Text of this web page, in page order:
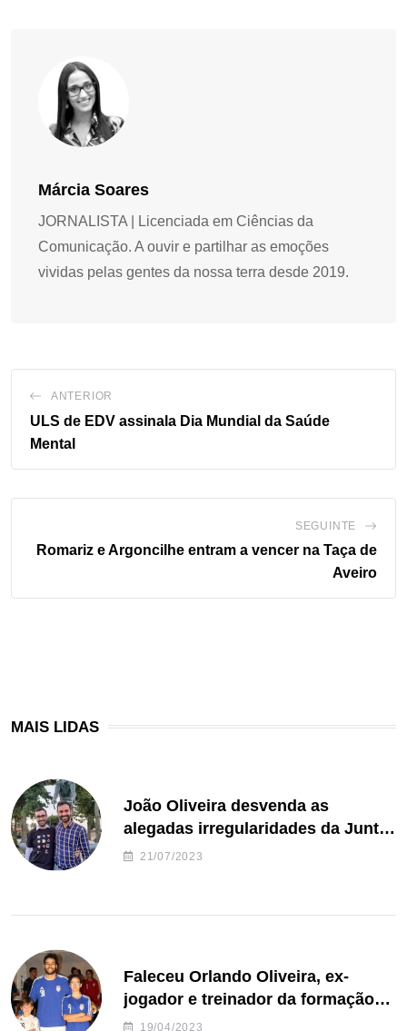
Márcia Soares
JORNALISTA | Licenciada em Ciências da
Comunicação. A ouvir e partilhar as emoções
vividas pelas gentes da nossa terra desde 2019.
ANTERIOR
ULS de EDV assinala Dia Mundial da Saúde
Mental
SEGUINTE
Romariz e Argoncilhe entram a vencer na Taça de
Aveiro
MAIS LIDAS
João Oliveira desvenda as
alegadas irregularidades da Junta
de Freguesia S. João de Ver
21/07/2023
Faleceu Orlando Oliveira, ex-
jogador e treinador da formação
de andebol do Feirense
19/04/2023